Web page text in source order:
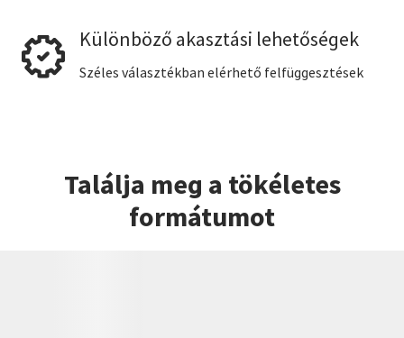
Különböző akasztási lehetőségek
Széles választékban elérhető felfüggesztések
Találja meg a tökéletes
formátumot